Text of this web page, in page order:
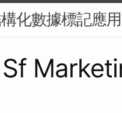
化數據標記應